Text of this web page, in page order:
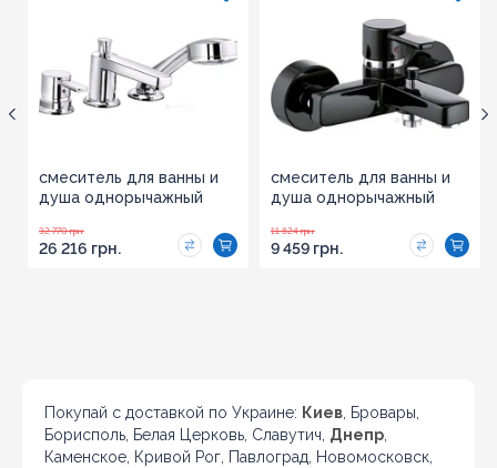
смеситель для ванны и
душа однорычажный
(384460575)
32 770 грн.
26 216 грн.
смеситель для ванны и
душа однорычажный
(386708675)
11 824 грн.
9 459 грн.
Покупай с доставкой по Украине: Киев , Бровары,
Борисполь, Белая Церковь, Славутич, Днепр
Каменское, Кривой Рог, Павлоград, Новомосковск,